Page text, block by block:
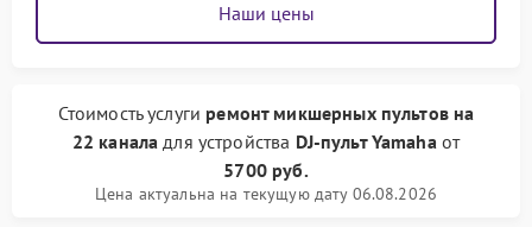
Наши цены
Стоимость услуги ремонт микшерных пультов на
22 канала для устройства DJ-пульт Yamahaот
5700 руб.
Цена актуальна на текущую дату 06.08.2026